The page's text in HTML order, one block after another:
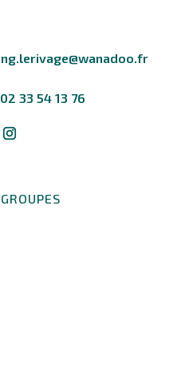
33 54 13 76